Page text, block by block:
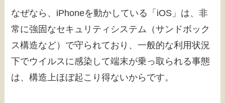
なぜなら、iPhoneを動かしている「iOS」は、非
常に強固なセキュリティシステム（サンドボック
ス構造など）で守られており、一般的な利用状況
下でウイルスに感染して端末が乗っ取られる事態
は、構造上ほぼ起こり得ないからです。